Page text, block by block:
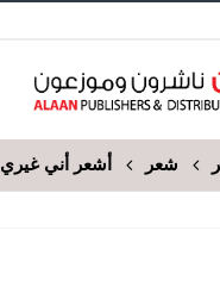
شعر أشعر أني غيري